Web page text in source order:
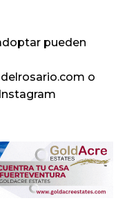
pueden
o